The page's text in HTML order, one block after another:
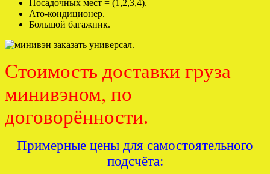
Посадочных мест = (1,2,3,4).
Ато-кондиционер.
Большой багажник.
Стоимость доставки груза
минивэном, по
договорённости.
Примерные цены для самостоятельного
подсчёта: